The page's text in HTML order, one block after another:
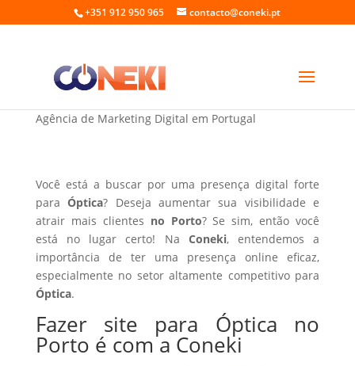
+351 912 950 965 contacto@coneki.pt
Fazer site para Óptica no Porto
Agência de Marketing Digital em Portugal
Você está a buscar por uma presença digital forte
paraÓptica? Deseja aumentar sua visibilidade e
atrair mais clientes no Porto? Se sim, então você
está no lugar certo! Na Coneki, entendemos a
importância de ter uma presença online eficaz,
especialmente no setor altamente competitivo para
Óptica.
Fazer site para Óptica no
Porto é com a Coneki